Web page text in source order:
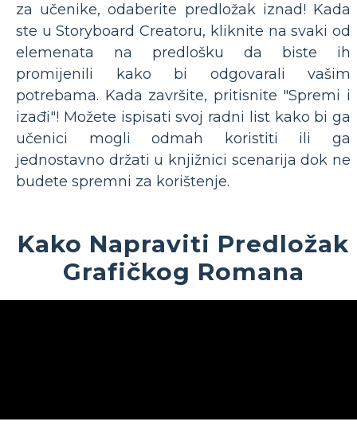
za učenike, odaberite predložak iznad! Kada
ste u Storyboard Creatoru, kliknite na svaki od
elemenata na predlošku da biste ih
promijenili kako bi odgovarali vašim
potrebama. Kada završite, pritisnite "Spremi i
izađi"! Možete ispisati svoj radni list kako bi ga
učenici mogli odmah koristiti ili ga
jednostavno držati u knjižnici scenarija dok ne
budete spremni za korištenje.
Kako Napraviti Predložak
Grafičkog Romana